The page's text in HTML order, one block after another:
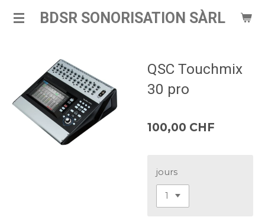
Passer
BDSR SONORISATION SÀRL
QSC Touchmix
30 pro
100,00 CHF
jours